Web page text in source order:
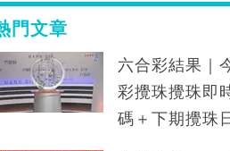
門文章
六合彩結果｜
彩攪珠攪珠即
碼＋下期攪珠